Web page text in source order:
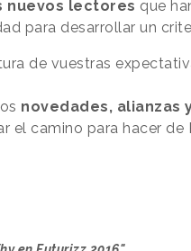
nuevos lectores que
para desarrollar un
de vuestras
novedades, alianzas
el camino para hacer de